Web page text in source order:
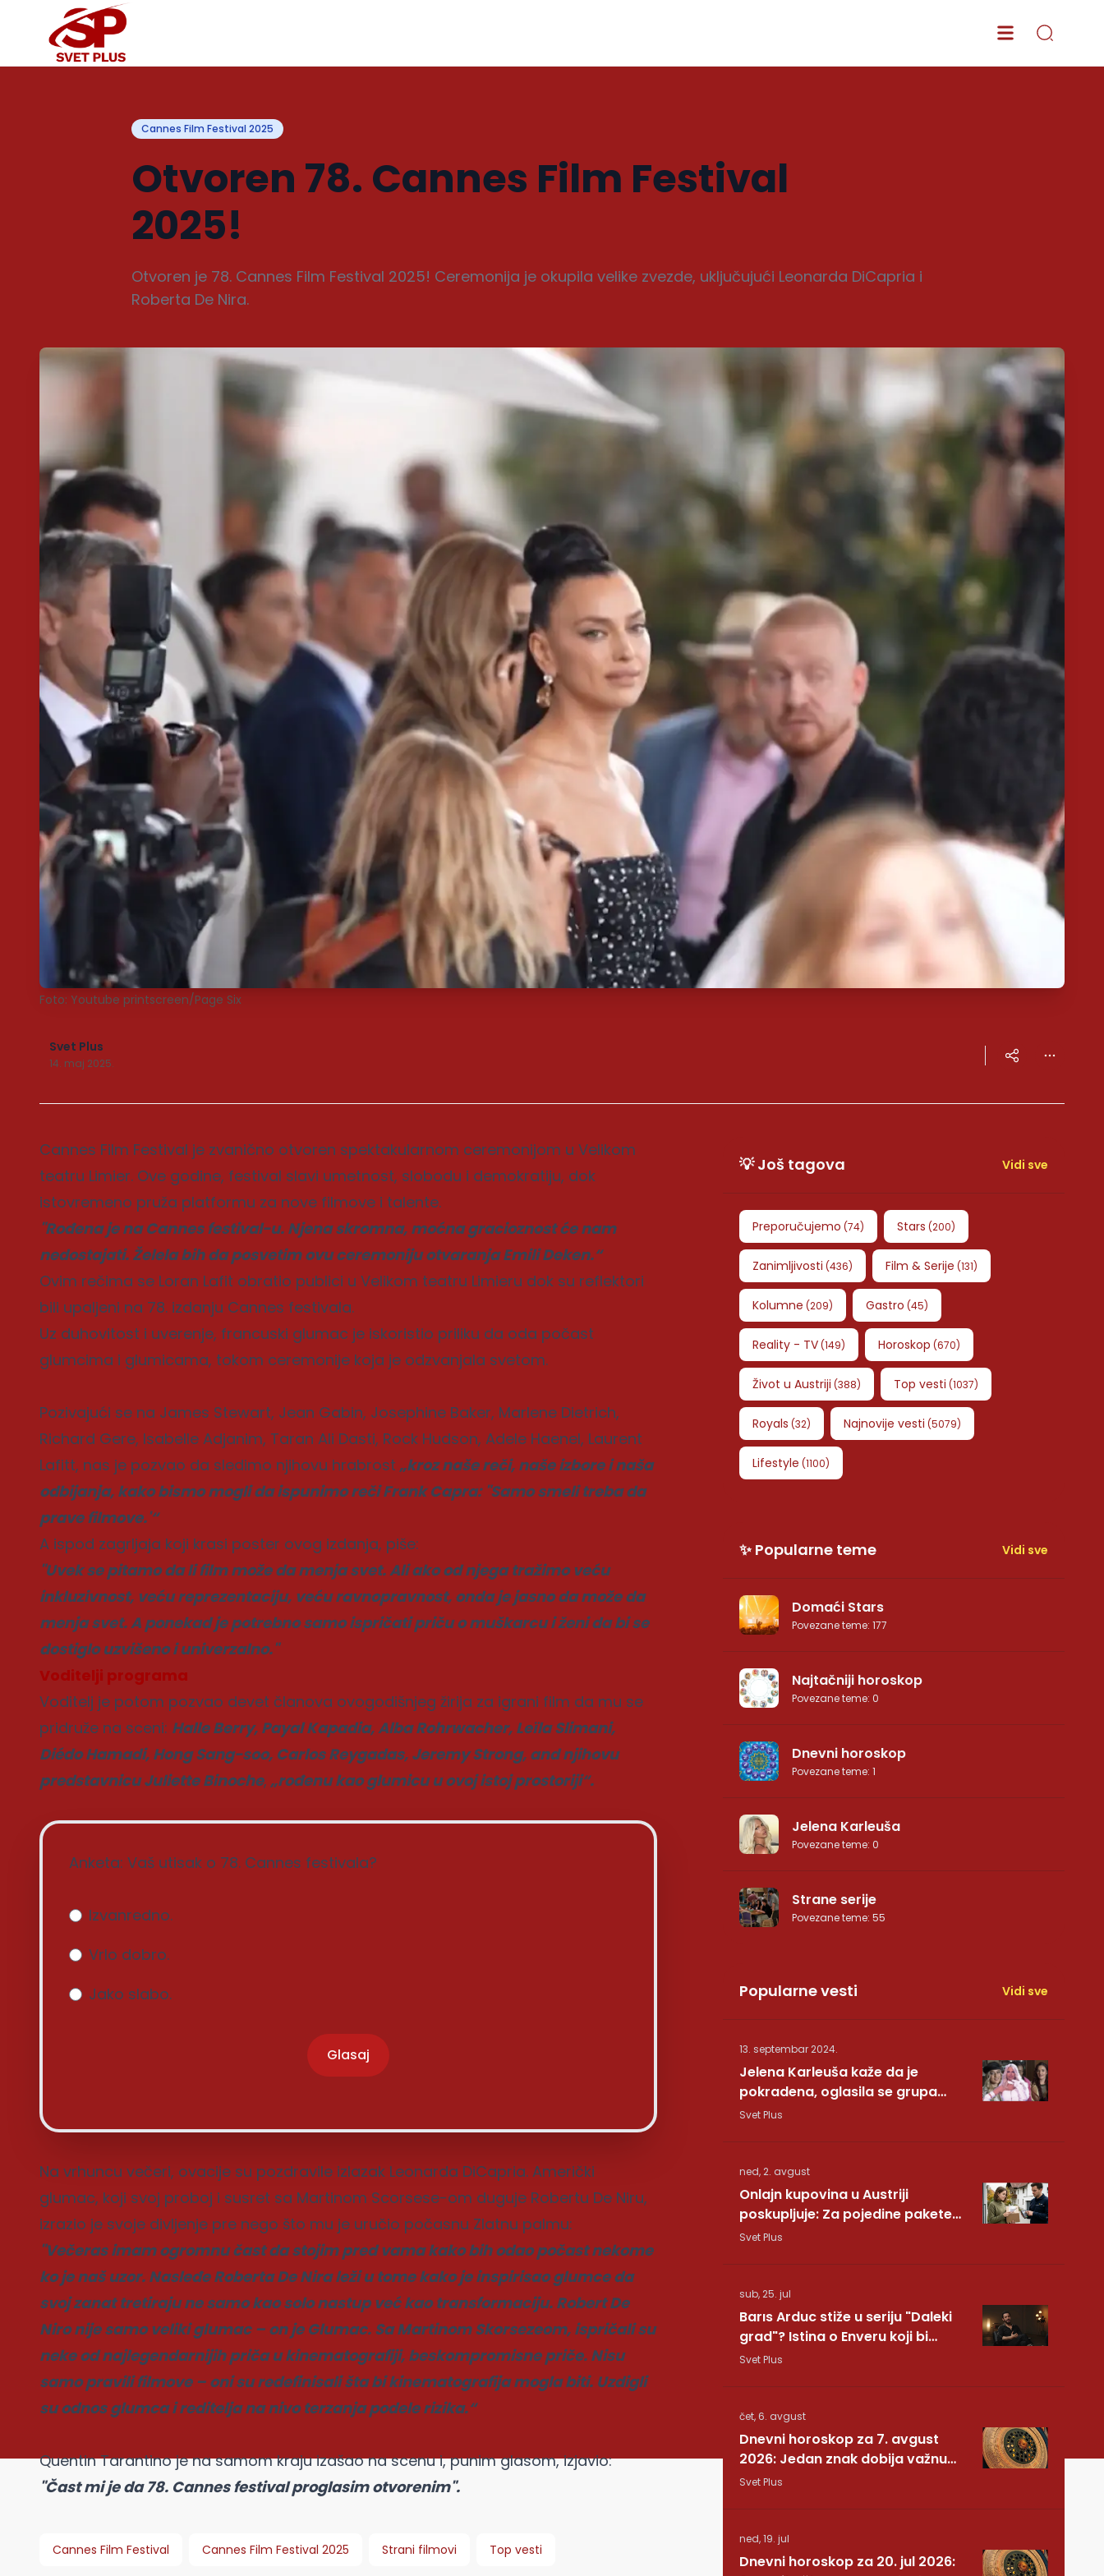
Cannes Film Festival 2025
Otvoren 78. Cannes Film Festival
2025!
Otvoren je 78. Cannes Film Festival 2025! Ceremonija je okupila velike zvezde, uključujući Leonarda DiCapria i
Roberta De Nira.
Foto: Youtube printscreen/Page Six
Svet Plus
14. maj 2025.
Cannes Film Festival je zvanično otvoren spektakularnom ceremonijom u Velikom
teatru Limier. Ove godine, festival slavi umetnost, slobodu i demokratiju, dok
istovremeno pruža platformu za nove filmove i talente.
"Rođena je na Cannes festival-u. Njena skromna, moćna gracioznost će nam
nedostajati. Želela bih da posvetim ovu ceremoniju otvaranja Emili Deken.“
Ovim rečima se Loran Lafit obratio publici u Velikom teatru Limieru dok su reflektori
bili upaljeni na 78. izdanju Cannes festivala.
Uz duhovitost i uverenje, francuski glumac je iskoristio priliku da oda počast
glumcima i glumicama, tokom ceremonije koja je odzvanjala svetom.
Pozivajući se na James Stewart, Jean Gabin, Josephine Baker, Marlene Dietrich,
Richard Gere, Isabelle Adjanim, Taran Ali Dasti, Rock Hudson, Adele Haenel, Laurent
Lafitt, nas je pozvao da sledimo njihovu hrabrost „kroz naše reči, naše izbore i naša
odbijanja, kako bismo mogli da ispunimo reči Frank Capra: "Samo smeli treba da
prave filmove.'“
A ispod zagrljaja koji krasi poster ovog izdanja, piše:
"Uvek se pitamo da li film može da menja svet. Ali ako od njega tražimo veću
inkluzivnost, veću reprezentaciju, veću ravnopravnost, onda je jasno da može da
menja svet. A ponekad je potrebno samo ispričati priču o muškarcu i ženi da bi se
dostiglo uzvišeno i univerzalno."
Voditelji programa
Voditelj je potom pozvao devet članova ovogodišnjeg žirija za igrani film da mu se
pridruže na sceni: Halle Berry, Payal Kapadia, Alba Rohrwacher, Leïla Slimani,
Diédo Hamadi, Hong Sang-soo, Carlos Reygadas, Jeremy Strong, and njihovu
predstavnicu Juliette Binoche, „rođenu kao glumicu u ovoj istoj prostoriji“.
Anketa: Vaš utisak o 78. Cannes festivala?
Izvanredno.
Vrlo dobro.
Jako slabo.
Glasaj
Na vrhuncu večeri, ovacije su pozdravile izlazak Leonarda DiCapria. Američki
glumac, koji svoj proboj i susret sa Martinom Scorsese-om duguje Robertu De Niru,
izrazio je svoje divljenje pre nego što mu je uručio počasnu Zlatnu palmu:
"Večeras imam ogromnu čast da stojim pred vama kako bih odao počast nekome
ko je naš uzor. Nasleđe Roberta De Nira leži u tome kako je inspirisao glumce da
svoj zanat tretiraju ne samo kao solo nastup već kao transformaciju. Robert De
Niro nije samo veliki glumac – on je Glumac. Sa Martinom Skorsezeom, ispričali su
neke od najlegendarnijih priča u kinematografiji, beskompromisne priče. Nisu
samo pravili filmove – oni su redefinisali šta bi kinematografija mogla biti. Uzdigli
su odnos glumca i reditelja na nivo terzanja podele rizika.“
Quentin Tarantino je na samom kraju izašao na scenu i, punim glasom, izjavio:
"Čast mi je da 78. Cannes festival proglasim otvorenim".
Cannes Film Festival Cannes Film Festival 2025 Strani filmovi Top vesti
💡 Još tagova Vidi sve
Preporučujemo (74) Stars (200)
Zanimljivosti (436) Film & Serije (131)
Kolumne (209) Gastro (45)
Reality - TV(149) Horoskop (670)
Život u Austriji (388) Top vesti (1037)
Royals (32) Najnovije vesti (5079)
Lifestyle (1100)
✨ Popularne teme Vidi sve
Domaći Stars
Povezane teme: 177
Najtačniji horoskop
Povezane teme: 0
Dnevni horoskop
Povezane teme: 1
Jelena Karleuša
Povezane teme: 0
Strane serije
Povezane teme: 55
Popularne vesti Vidi sve
13. septembar 2024.
Jelena Karleuša kaže da je
pokradena, oglasila se grupa
Hurricane: Pesma RUNDE je naša!
Svet Plus
ned, 2. avgust
Onlajn kupovina u Austriji
poskupljuje: Za pojedine pakete
dodatnih 7,40 evra
Svet Plus
sub, 25. jul
Barıs Arduc stiže u seriju "Daleki
grad"? Istina o Enveru koji bi
mogao da promeni sve
Svet Plus
čet, 6. avgust
Dnevni horoskop za 7. avgust
2026: Jedan znak dobija važnu
vest, drugom se vraća osoba iz
Svet Plus
ned, 19. jul
Dnevni horoskop za 20. jul 2026: